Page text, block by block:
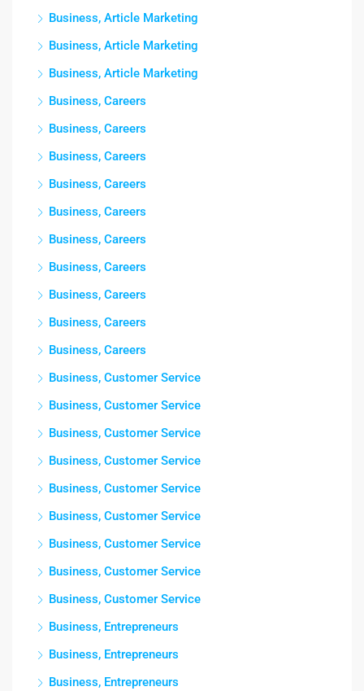
Business, Article Marketing
Business, Article Marketing
Business, Article Marketing
Business, Careers
Business, Careers
Business, Careers
Business, Careers
Business, Careers
Business, Careers
Business, Careers
Business, Careers
Business, Careers
Business, Careers
Business, Customer Service
Business, Customer Service
Business, Customer Service
Business, Customer Service
Business, Customer Service
Business, Customer Service
Business, Customer Service
Business, Customer Service
Business, Customer Service
Business, Entrepreneurs
Business, Entrepreneurs
Business, Entrepreneurs